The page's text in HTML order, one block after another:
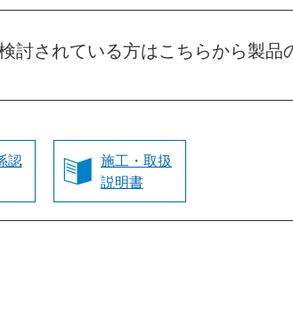
されている方はこちらから製品
認
施工・取扱
説明書